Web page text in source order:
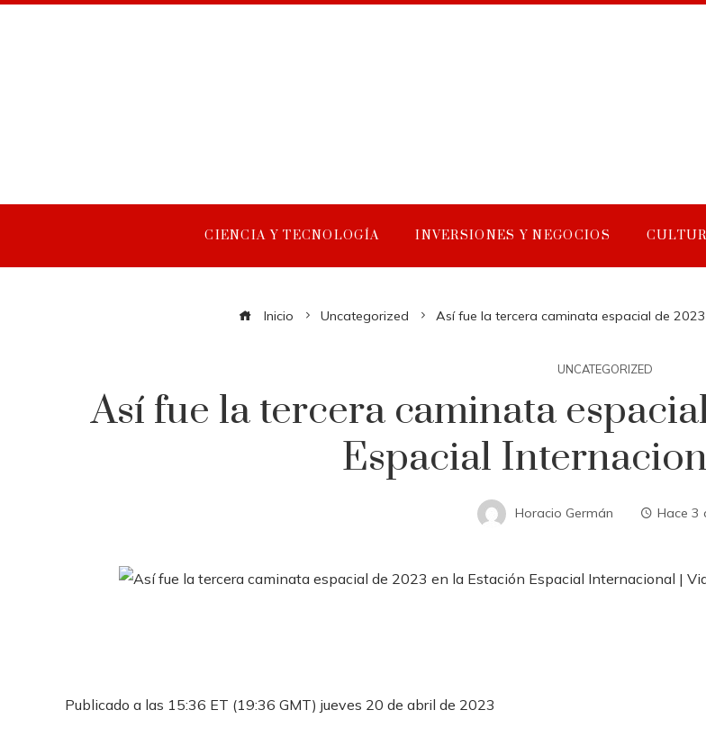
CIENCIA Y TECNOLOGÍA INVERSIONES Y NEGOCIOS
Inicio Uncategorized Así fue la tercera caminata espacial de
UNCATEGORIZED
Así fue la tercera caminata
Espacial
Horacio Germán Hace 3
Publicado a las 15:36 ET (19:36 GMT) jueves 20 de abril de 2023